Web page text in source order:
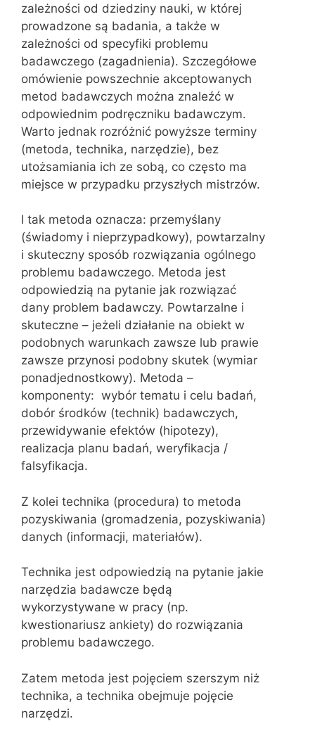
zależności od dziedziny nauki, w której
prowadzone są badania, a także w
zależności od specyfiki problemu
badawczego (zagadnienia). Szczegółowe
omówienie powszechnie akceptowanych
metod badawczych można znaleźć w
odpowiednim podręczniku badawczym.
Warto jednak rozróżnić powyższe terminy
(metoda, technika, narzędzie), bez
utożsamiania ich ze sobą, co często ma
miejsce w przypadku przyszłych mistrzów.
I tak metoda oznacza: przemyślany
(świadomy i nieprzypadkowy), powtarzalny
i skuteczny sposób rozwiązania ogólnego
problemu badawczego. Metoda jest
odpowiedzią na pytanie jak rozwiązać
dany problem badawczy. Powtarzalne i
skuteczne – jeżeli działanie na obiekt w
podobnych warunkach zawsze lub prawie
zawsze przynosi podobny skutek (wymiar
ponadjednostkowy). Metoda –
komponenty: wybór tematu i celu badań,
dobór środków (technik) badawczych,
przewidywanie efektów (hipotezy),
realizacja planu badań, weryfikacja /
falsyfikacja.
Z kolei technika (procedura) to metoda
pozyskiwania (gromadzenia, pozyskiwania)
danych (informacji, materiałów).
Technika jest odpowiedzią na pytanie jakie
narzędzia badawcze będą
wykorzystywane w pracy (np.
kwestionariusz ankiety) do rozwiązania
problemu badawczego.
Zatem metoda jest pojęciem szerszym niż
technika, a technika obejmuje pojęcie
narzędzi.